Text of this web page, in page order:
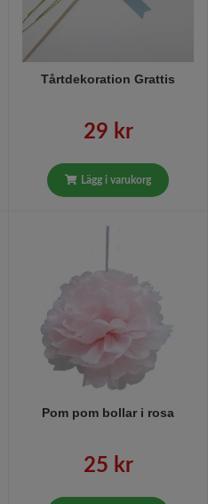
Tårtdekoration Grattis
29 kr
Lägg i varukorg
Pom pom bollar i rosa
25 kr